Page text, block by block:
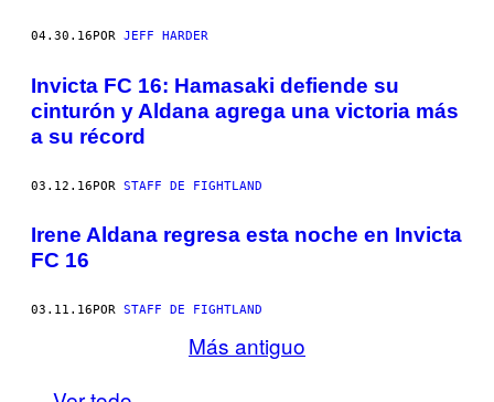
04.30.16 POR JEFF HARDER
Invicta FC 16: Hamasaki defiende su
cinturón y Aldana agrega una victoria más
a su récord
03.12.16POR STAFF DE FIGHTLAND
Irene Aldana regresa esta noche en Invicta
FC 16
03.11.16 POR STAFF DE FIGHTLAND
Más antiguo